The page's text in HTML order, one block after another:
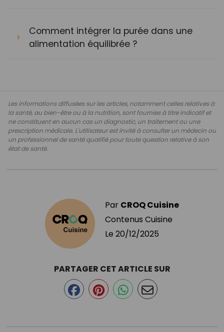
Comment intégrer la purée dans une
alimentation équilibrée ?
Les informations diffusées sur les articles, notamment celles relatives à
la santé, au bien-être ou à la nutrition, sont fournies à titre indicatif et
ne constituent en aucun cas un diagnostic, un traitement ou une
prescription médicale. L'utilisateur est invité à consulter un médecin ou
un professionnel de santé qualifié pour toute question relative à son
état de santé.
Par CROQ Cuisine
Contenus Cuisine
Le 20/12/2025
PARTAGER CET ARTICLE SUR